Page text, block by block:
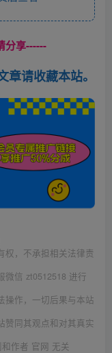
分享------
请收藏本站。
权，不承担相关法律责
微信 zt0512518 进行
操作，一切后果与本站
赞同其观点和对其真实
作者 官网 无关